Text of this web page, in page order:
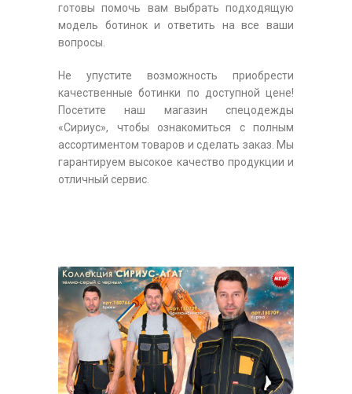
готовы помочь вам выбрать подходящую
модель ботинок и ответить на все ваши
вопросы.
Не упустите возможность приобрести
качественные ботинки по доступной цене!
Посетите наш магазин спецодежды
«Сириус», чтобы ознакомиться с полным
ассортиментом товаров и сделать заказ. Мы
гарантируем высокое качество продукции и
отличный сервис.